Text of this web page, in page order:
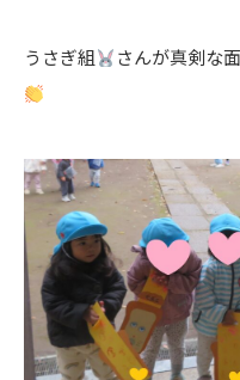
うさぎ組 さんが真剣な